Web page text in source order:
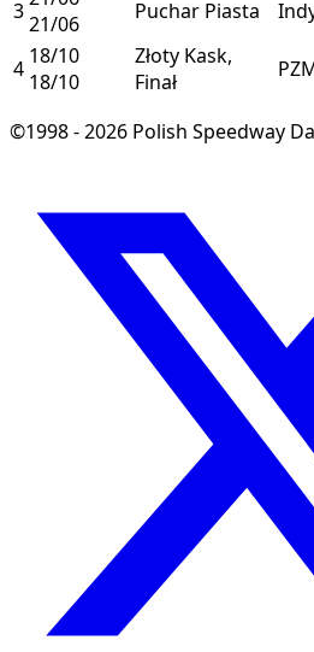
321/06
Puchar Piasta
4 18/10
18/10
Złoty Kask,
Finał
©1998 - 2026 Polish Speedway